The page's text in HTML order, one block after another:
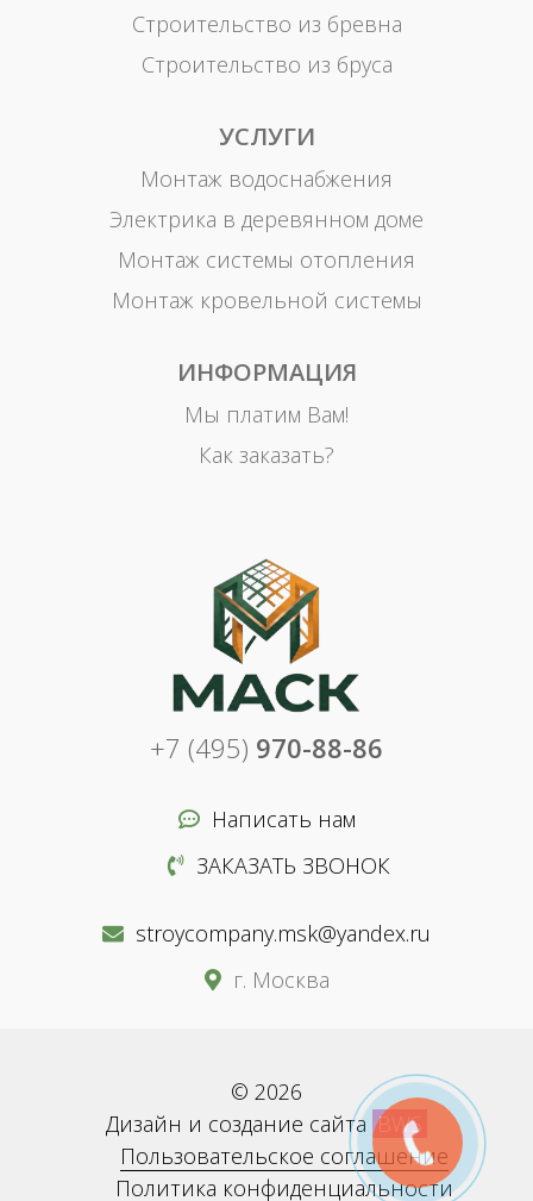
Строительство из бревна
Строительство из бруса
УСЛУГИ
Монтаж водоснабжения
Электрика в деревянном доме
Монтаж системы отопления
Монтаж кровельной системы
ИНФОРМАЦИЯ
Мы платим Вам!
Как заказать?
+7 (495) 970-88-86
Написать нам
ЗАКАЗАТЬ ЗВОНОК
stroycompany.msk@yandex.ru
г. Москва
© 2026
Дизайн и создание сайта BWS
Пользовательское соглашение
Политика конфиденциальности